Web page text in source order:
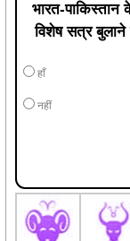
भारत-
विशेष सत्र बुलाने
हाँ
नहीं